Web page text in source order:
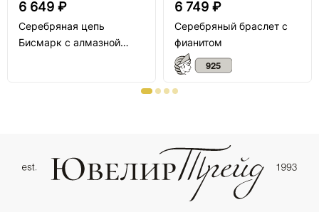
6 649 ₽
Серебряная цепь
Бисмарк с алмазной
6 749 ₽
Серебряный браслет с
фианитом